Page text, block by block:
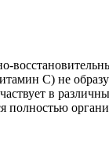
С) не
в